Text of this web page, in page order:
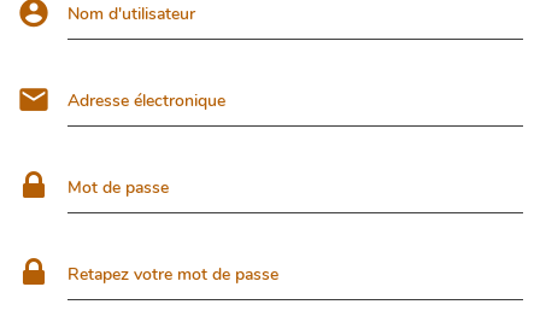
Nom d'utilisateur
Adresse électronique
Mot de passe
Retapez votre mot de passe